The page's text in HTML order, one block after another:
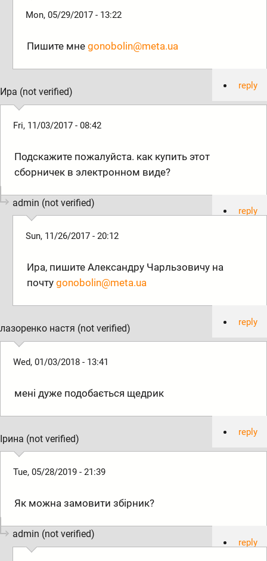
Mon, 05/29/2017 - 13:22
Пишите мнеgonobolin@meta.ua
reply
Ира (not verified)
Fri, 11/03/2017 - 08:42
Подскажите пожалуйста. как купить этот
сборничек в электронном виде?
reply
admin (not verified)
Sun, 11/26/2017 - 20:12
Ира, пишите Александру Чарльзовичу на
почтуgonobolin@meta.ua
reply
лазоренко настя (not verified)
Wed, 01/03/2018 - 13:41
мені дуже подобається щедрик
reply
Ірина (not verified)
Tue, 05/28/2019 - 21:39
Як можна замовити збірник?
reply
admin (not verified)